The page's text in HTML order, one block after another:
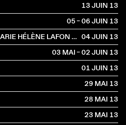
13 JUIN2013
05 – 06 JUIN2013
JÉRÔME MEIZOZ AVEC MARIE HÉLÈNE LAFON ET PIERRE BERGOUNIOUX 04 JUIN2013
03 MAI – 02 JUIN2013
01 JUIN2013
29 MAI2013
28 MAI2013
23 MAI2013